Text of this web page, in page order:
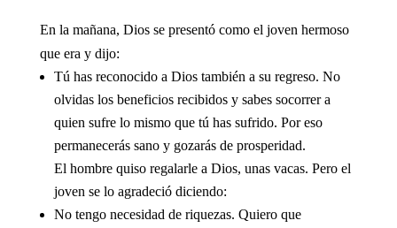
En la mañana, Dios se presentó como el joven hermoso
que era y dijo:
Tú has reconocido a Dios también a su regreso. No
olvidas los beneficios recibidos y sabes socorrer a
quien sufre lo mismo que tú has sufrido. Por eso
permanecerás sano y gozarás de prosperidad.
El hombre quiso regalarle a Dios, unas vacas. Pero el
joven se lo agradeció diciendo:
No tengo necesidad de riquezas. Quiero que